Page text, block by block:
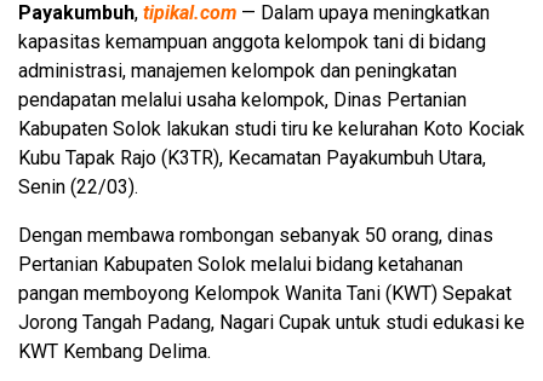
Payakumbuh, tipikal.com — Dalam upaya meningkatkan
kapasitas kemampuan anggota kelompok tani di bidang
administrasi, manajemen kelompok dan peningkatan
pendapatan melalui usaha kelompok, Dinas Pertanian
Kabupaten Solok lakukan studi tiru ke kelurahan Koto Kociak
Kubu Tapak Rajo (K3TR), Kecamatan Payakumbuh Utara,
Senin (22/03).
Dengan membawa rombongan sebanyak 50 orang, dinas
Pertanian Kabupaten Solok melalui bidang ketahanan
pangan memboyong Kelompok Wanita Tani (KWT) Sepakat
Jorong Tangah Padang, Nagari Cupak untuk studi edukasi ke
KWT Kembang Delima.